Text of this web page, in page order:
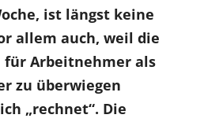
ist längst keine
allem auch, weil die
für Arbeitnehmer als
zu überwiegen
„rechnet“. Die